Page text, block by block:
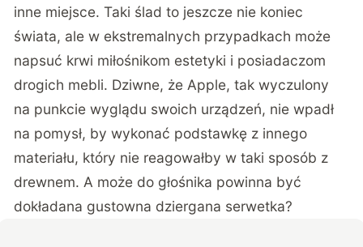
inne miejsce. Taki ślad to jeszcze nie koniec
świata, ale w ekstremalnych przypadkach może
napsuć krwi miłośnikom estetyki i posiadaczom
drogich mebli. Dziwne, że Apple, tak wyczulony
na punkcie wyglądu swoich urządzeń, nie wpadł
na pomysł, by wykonać podstawkę z innego
materiału, który nie reagowałby w taki sposób z
drewnem. A może do głośnika powinna być
dokładana gustowna dziergana serwetka?